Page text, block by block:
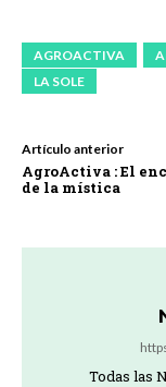
AGROACTIVA
LA SOLE
Artículo anterior
AgroActiva : El
de la mística
Todas las